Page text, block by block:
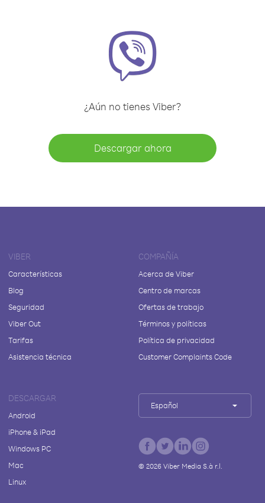
¿Aún no tienes Viber?
Descargar ahora
VIBER
Características
Blog
Seguridad
Viber Out
Tarifas
Asistencia técnica
COMPAÑÍA
Acerca de Viber
Centro de marcas
Ofertas de trabajo
Términos y políticas
Política de privacidad
Customer Complaints Code
DESCARGAR
Android
iPhone & iPad
Windows PC
Mac
Linux
Español
© 2026Viber Media S.à r.l.